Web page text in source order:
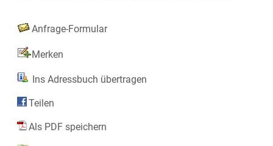
Anfrage-Formular
Merken
Ins Adressbuch übertragen
Teilen
Als PDF speichern